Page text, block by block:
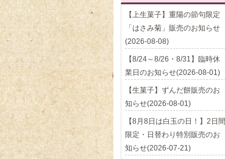
【上生菓子】重陽の節句限定
「はさみ菊」販売のお知らせ
(2026-08-08)
【8/24～8/26・8/31】臨時休
業日のお知らせ(2026-08-01)
【生菓子】ずんだ餅販売のお
知らせ(2026-08-01)
【8月8日は白玉の日！】2日間
限定・日替わり特別販売のお
知らせ(2026-07-21)